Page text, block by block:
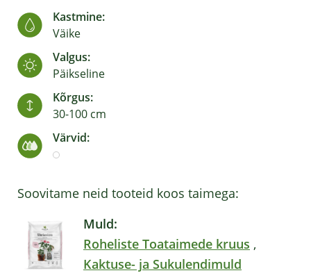
Kastmine:
Väike
Valgus:
Päikseline
Kõrgus:
30-100 cm
Värvid:
Soovitame neid tooteid koos taimega:
Muld:
Roheliste Toataimede kruus ,
Kaktuse- ja Sukulendimuld